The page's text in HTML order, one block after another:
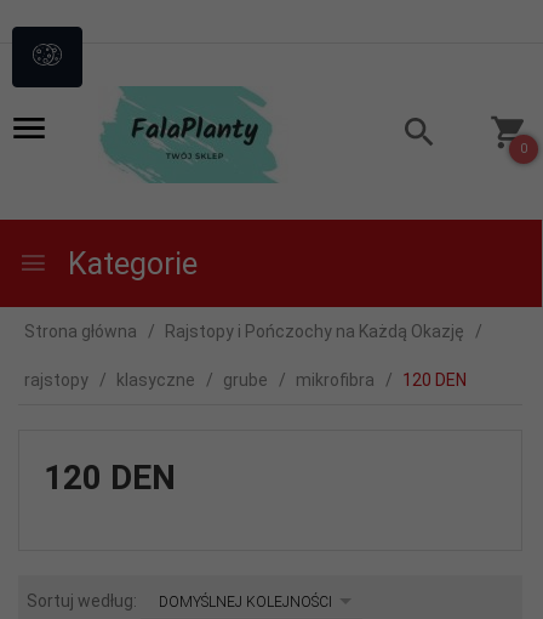
0
Kategorie
Strona główna Rajstopy i Pończochy na Każdą Okazję
rajstopy klasyczne grube mikrofibra 120 DEN
120 DEN
Sortuj według: sortDOMYŚLNEJ KOLEJNOŚCI